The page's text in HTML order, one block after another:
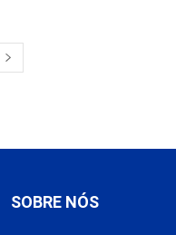
SOBRE NÓS